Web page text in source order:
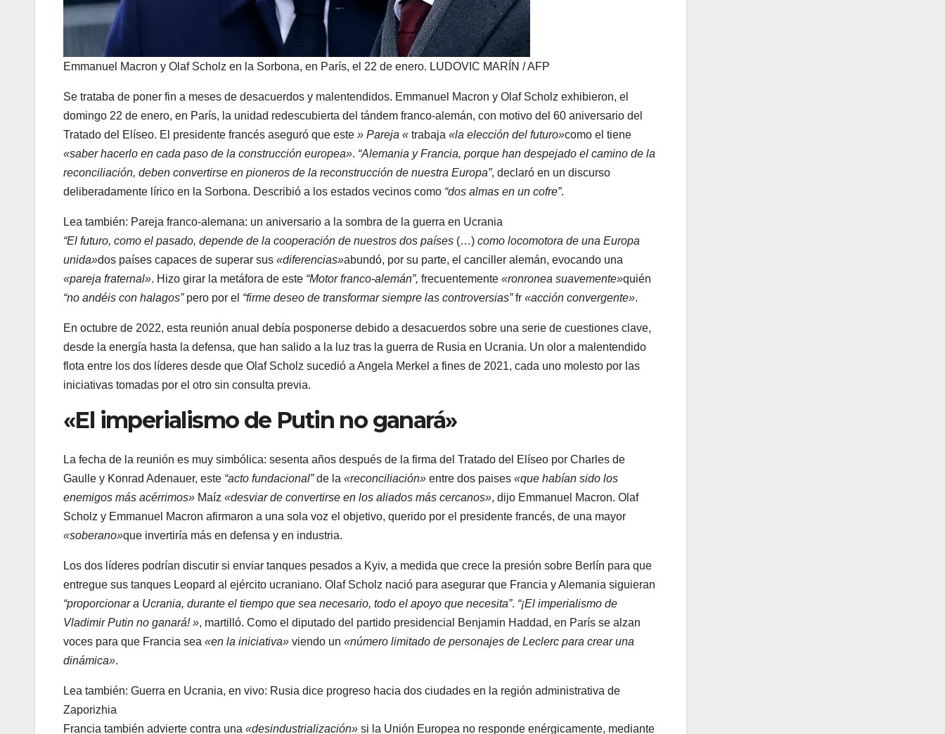
Emmanuel Macron y Olaf Scholz en la Sorbona, en París, el 22 de enero. LUDOVIC MARÍN / AFP
Se trataba de poner fin a meses de desacuerdos y malentendidos. Emmanuel Macron y Olaf Scholz exhibieron, el
domingo 22 de enero, en París, la unidad redescubierta del tándem franco-alemán, con motivo del 60 aniversario del
Tratado del Elíseo. El presidente francés aseguró que este » Pareja « trabaja «la elección del futuro»como el tiene
«saber hacerlo en cada paso de la construcción europea». “Alemania y Francia, porque han despejado el camino de la
reconciliación, deben convertirse en pioneros de la reconstrucción de nuestra Europa”, declaró en un discurso
deliberadamente lírico en la Sorbona. Describió a los estados vecinos como “dos almas en un cofre”.
Lea también: Artículo reservado para nuestros suscriptores
Pareja franco-alemana: un aniversario a la sombra de la guerra en Ucrania
“El futuro, como el pasado, depende de la cooperación de nuestros dos países (…) como locomotora de una Europa
unida»dos países capaces de superar sus «diferencias»abundó, por su parte, el canciller alemán, evocando una
«pareja fraternal». Hizo girar la metáfora de este “Motor franco-alemán”, frecuentemente «ronronea suavemente»quién
“no andéis con halagos”pero por el “firme deseo de transformar siempre las controversias”fr «acción convergente».
En octubre de 2022, esta reunión anual debía posponerse debido a desacuerdos sobre una serie de cuestiones clave,
desde la energía hasta la defensa, que han salido a la luz tras la guerra de Rusia en Ucrania. Un olor a malentendido
flota entre los dos líderes desde que Olaf Scholz sucedió a Angela Merkel a fines de 2021, cada uno molesto por las
iniciativas tomadas por el otro sin consulta previa.
«El imperialismo de Putin no ganará»
La fecha de la reunión es muy simbólica: sesenta años después de la firma del Tratado del Elíseo por Charles de
Gaulle y Konrad Adenauer, este “acto fundacional”de la «reconciliación» entre dos paises «que habían sido los
enemigos más acérrimos» Maíz «desviar de convertirse en los aliados más cercanos», dijo Emmanuel Macron. Olaf
Scholz y Emmanuel Macron afirmaron a una sola voz el objetivo, querido por el presidente francés, de una mayor
«soberano»que invertiría más en defensa y en industria.
Los dos líderes podrían discutir si enviar tanques pesados ​​a Kyiv, a medida que crece la presión sobre Berlín para que
entregue sus tanques Leopard al ejército ucraniano. Olaf Scholz nació para asegurar que Francia y Alemania siguieran
“proporcionar a Ucrania, durante el tiempo que sea necesario, todo el apoyo que necesita”. “¡El imperialismo de
Vladimir Putin no ganará! », martilló. Como el diputado del partido presidencial Benjamin Haddad, en París se alzan
voces para que Francia sea «en la iniciativa» viendo un «número limitado de personajes de Leclerc para crear una
dinámica».
Lea también: Guerra en Ucrania, en vivo: Rusia dice progreso hacia dos ciudades en la región administrativa de
Zaporizhia
Francia también advierte contra una «desindustrialización» si la Unión Europea no responde enérgicamente, mediante